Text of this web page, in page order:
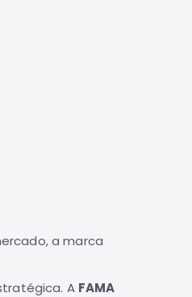
a marca
A FAMA